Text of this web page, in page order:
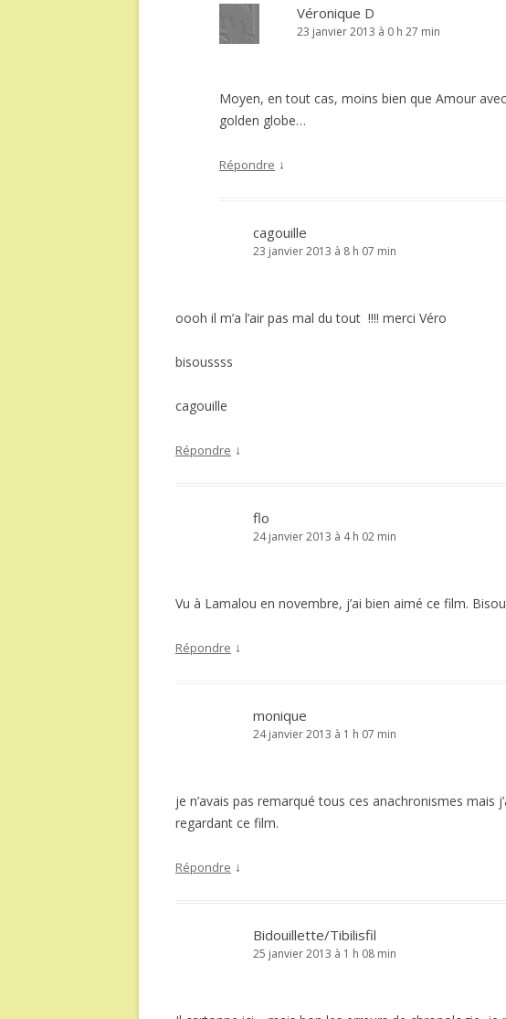
Véronique D
23 janvier 2013 à 0 h 27 min
Moyen, en tout cas, moins bien que Amour
golden globe…
Répondre ↓
cagouille
23 janvier 2013 à 8 h 07 min
oooh il m’a l’air pas mal du tout !!!! merci Véro
bisoussss
cagouille
Répondre ↓
flo
24 janvier 2013 à 4 h 02 min
Vu à Lamalou en novembre, j’ai bien aimé ce film.
Répondre ↓
monique
24 janvier 2013 à 1 h 07 min
je n’avais pas remarqué tous ces anachronismes mais
regardant ce film.
Répondre ↓
Bidouillette/Tibilisfil
25 janvier 2013 à 1 h 08 min